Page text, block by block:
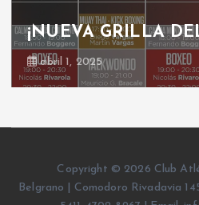
¡NUEVA GRILLA
abril 1, 2025
Copyright © 2026 Club
Belgrano | Comodoro Rivadavia